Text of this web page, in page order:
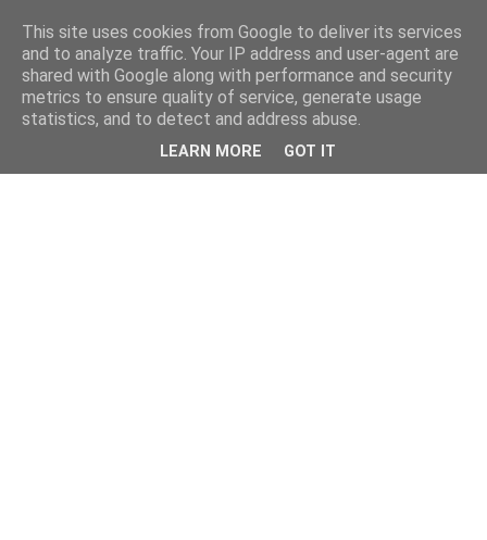
This site uses cookies from Google to deliver its services
and to analyze traffic. Your IP address and user-agent are
shared with Google along with performance and security
metrics to ensure quality of service, generate usage
statistics, and to detect and address abuse.
LEARN MORE GOT IT